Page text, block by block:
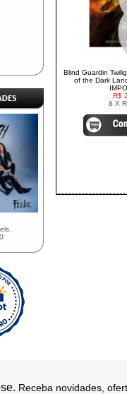
Blind Guardin
of the Dark
R$
8 X
Receba novidades,